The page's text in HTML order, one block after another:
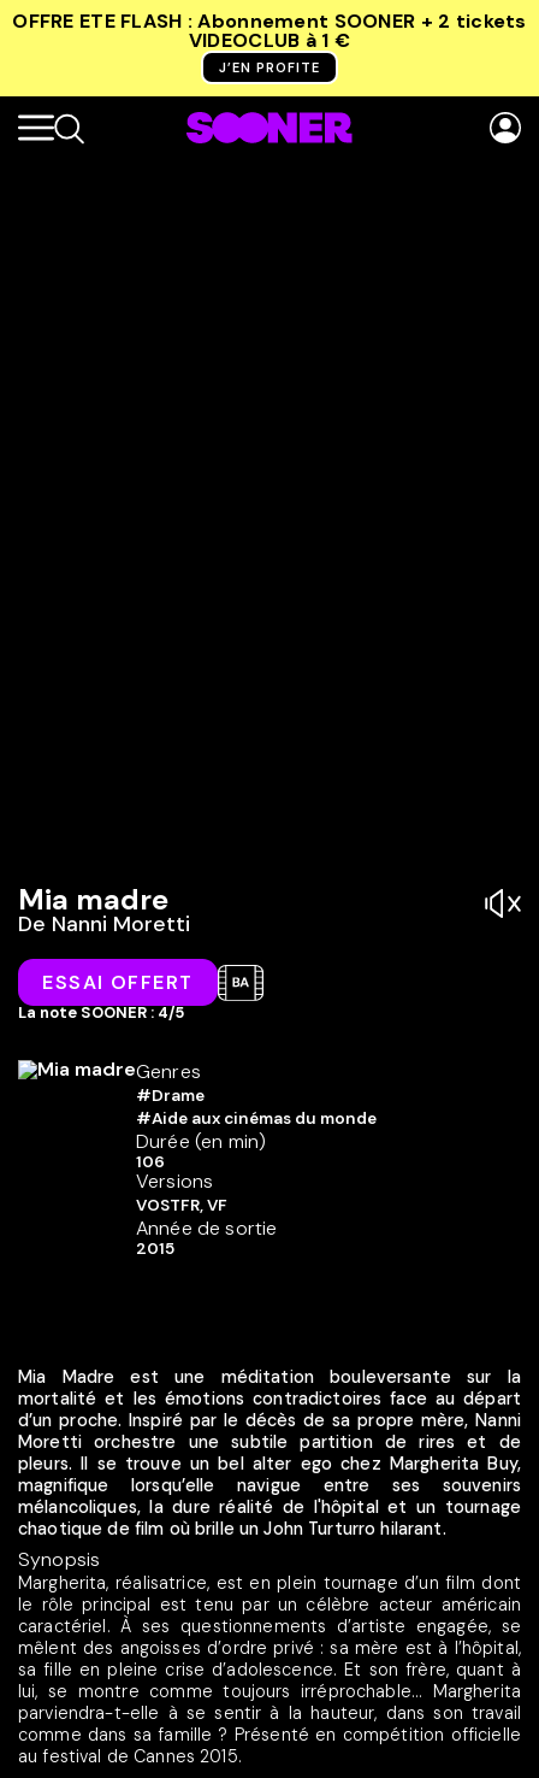
OFFRE ETE FLASH : Abonnement SOONER + 2 tickets
VIDEOCLUB à 1 €
J’EN PROFITE
Mia madre
De Nanni Moretti
ESSAI OFFERT
La note SOONER : 4/5
Genres
#Drame
#Aide aux cinémas du monde
Durée (en min)
106
Versions
VOSTFR, VF
Année de sortie
2015
Mia Madre est une méditation bouleversante sur la
mortalité et les émotions contradictoires face au départ
d’un proche. Inspiré par le décès de sa propre mère, Nanni
Moretti orchestre une subtile partition de rires et de
pleurs. Il se trouve un bel alter ego chez Margherita Buy,
magnifique lorsqu’elle navigue entre ses souvenirs
mélancoliques, la dure réalité de l'hôpital et un tournage
chaotique de film où brille un John Turturro hilarant.
Synopsis
Margherita, réalisatrice, est en plein tournage d’un film dont
le rôle principal est tenu par un célèbre acteur américain
caractériel. À ses questionnements d’artiste engagée, se
mêlent des angoisses d’ordre privé : sa mère est à l’hôpital,
sa fille en pleine crise d’adolescence. Et son frère, quant à
lui, se montre comme toujours irréprochable… Margherita
parviendra-t-elle à se sentir à la hauteur, dans son travail
comme dans sa famille ? Présenté en compétition officielle
au festival de Cannes 2015.